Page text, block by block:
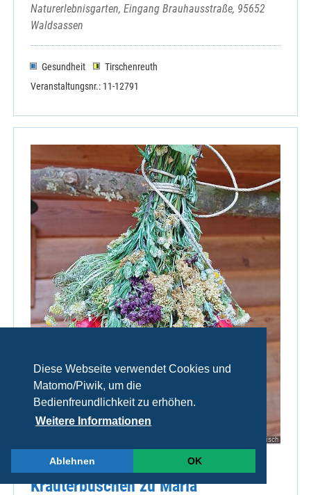
Diese Webseite verwendet Cookies und
Matomo/Piwik, um die
Bedienfreundlichkeit zu erhöhen.
Weitere Informationen
Ablehnen OK
Naturerlebnisgarten, Eingang Brauhausstraße, 95652
Waldsassen
Gesundheit
Tirschenreuth
Veranstaltungsnr.: 11-12791
© Daniela Reisch
Kräuterbuschen zu Maria